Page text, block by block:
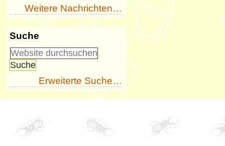
Weitere Nachrichten…
Suche
Erweiterte Suche…